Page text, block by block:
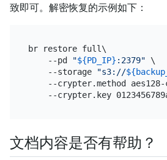
致即可。解密恢复的示例如下：
br restore full\
    --pd
"${PD_IP} :2379" \
    --storage
"s3://
--crypter.method aes128-
文档内容是否有帮助？